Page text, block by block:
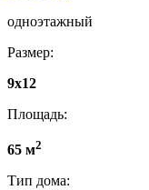
одноэтажный
Размер:
9x12
Площадь:
65 м2
Тип дома: